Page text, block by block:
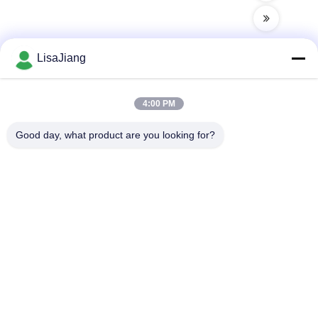
Adres
LisaJiang
4:00 PM
Good day, what product are you looking for?